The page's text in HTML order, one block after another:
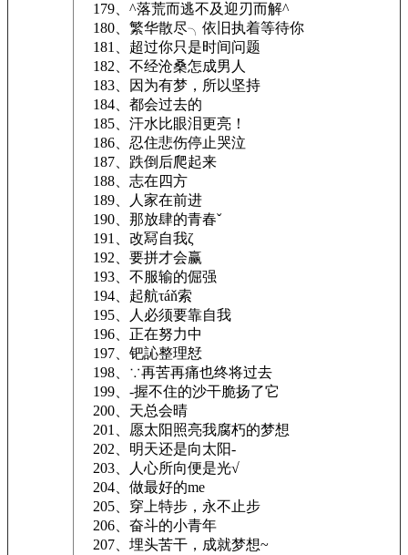
179、^落荒而逃不及迎刃而解^
180、繁华散尽╮依旧执着等待你
181、超过你只是时间问题
182、不经沧桑怎成男人
183、因为有梦，所以坚持
184、都会过去的
185、汗水比眼泪更亮！
186、忍住悲伤停止哭泣
187、跌倒后爬起来
188、志在四方
189、人家在前进
190、那放肆的青春ˇ
191、改冩自我ζ
192、要拼才会赢
193、不服输的倔强
194、起航τáň索
195、人必须要靠自我
196、正在努力中
197、钯訫整理恏
198、∵再苦再痛也终将过去
199、-握不住的沙干脆扬了它
200、天总会晴
201、愿太阳照亮我腐朽的梦想
202、明天还是向太阳-
203、人心所向便是光√
204、做最好的me
205、穿上特步，永不止步
206、奋斗的小青年
207、埋头苦干，成就梦想~